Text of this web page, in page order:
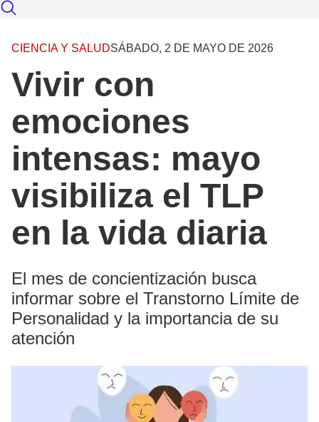
CIENCIA Y SALUDSÁBADO, 2 DE MAYO DE 2026
Vivir con
emociones
intensas: mayo
visibiliza el TLP
en la vida diaria
El mes de concientización busca
informar sobre el Transtorno Límite de
Personalidad y la importancia de su
atención